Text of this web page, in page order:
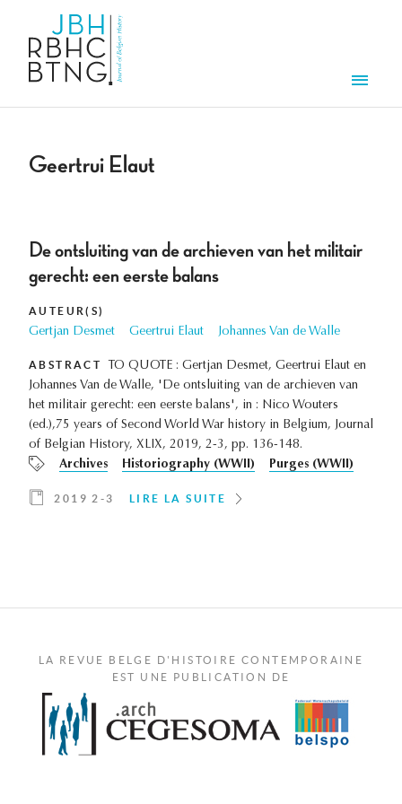
Geertrui Elaut
De ontsluiting van de archieven van het militair
gerecht: een eerste balans
AUTEUR(S)
Gertjan Desmet Geertrui Elaut Johannes Van de Walle
ABSTRACT
TO QUOTE : Gertjan Desmet, Geertrui Elaut en
Johannes Van de Walle, 'De ontsluiting van de archieven van
het militair gerecht: een eerste balans', in : Nico Wouters
(ed.),75 years of Second World War history in Belgium, Journal
of Belgian History, XLIX, 2019, 2-3, pp. 136-148.
Archives
Historiography (WWII) Purges (WWII)
2019 2-3 LIRE LA SUITE
LA REVUE BELGE D'HISTOIRE CONTEMPORAINE
EST UNE PUBLICATION DE